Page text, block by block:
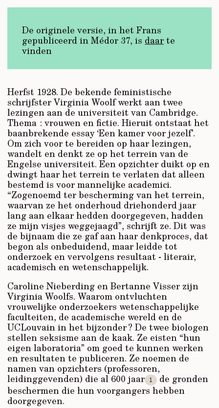
De originele versie, in het Frans
gepubliceerd in Médor 37, is daarte
vinden
Herfst 1928. De bekende feministische
schrijfster Virginia Woolf werkt aan twee
lezingen aan de universiteit van Cambridge.
Thema : vrouwen en fictie. Hieruit ontstaat het
baanbrekende essay ‘Een kamer voor jezelf’.
Om zich voor te bereiden op haar lezingen,
wandelt en denkt ze op het terrein van de
Engelse universiteit. Een opzichter duikt op en
dwingt haar het terrein te verlaten dat alleen
bestemd is voor mannelijke academici.
“Zogenoemd ter bescherming van het terrein,
waarvan ze het onderhoud driehonderd jaar
lang aan elkaar hedden doorgegeven, hadden
ze mijn visjes weggejaagd”, schrijft ze. Dit was
de bijnaam die ze gaf aan haar denkproces, dat
begon als onbeduidend, maar leidde tot
onderzoek en vervolgens resultaat - literair,
academisch en wetenschappelijk.
Caroline Nieberding en Bertanne Visser zijn
Virginia Woolfs. Waarom ontvluchten
vrouwelijke onderzoekers wetenschappelijke
faculteiten, de academische wereld en de
UCLouvain in het bijzonder ? De twee biologen
stellen seksisme aan de kaak. Ze eisten “hun
eigen laboratoria” om goed te kunnen werken
en resultaten te publiceren. Ze noemen de
namen van opzichters (professoren,
leidinggevenden) die al 600 jaar
1
de gronden
beschermen die hun voorgangers hebben
doorgegeven.